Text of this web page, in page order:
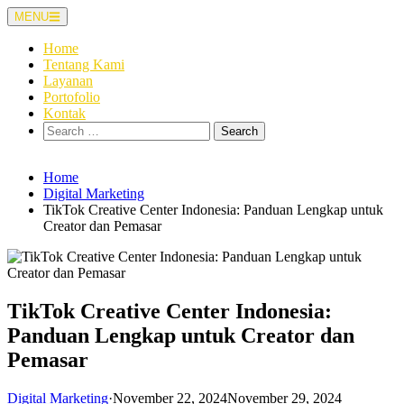
Skip
to
content
MENU
Home
Tentang Kami
Layanan
Portofolio
Kontak
Search
for:
Home
Digital Marketing
TikTok Creative Center Indonesia: Panduan Lengkap untuk
Creator dan Pemasar
TikTok Creative Center Indonesia:
Panduan Lengkap untuk Creator dan
Pemasar
Digital Marketing·November 22, 2024November 29, 2024